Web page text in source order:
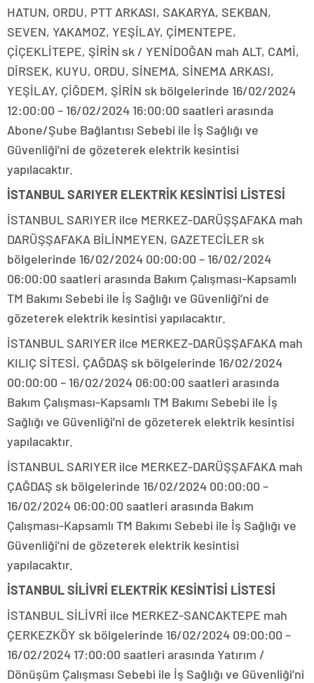
HATUN, ORDU, PTT ARKASI, SAKARYA, SEKBAN,
SEVEN, YAKAMOZ, YEŞİLAY, ÇİMENTEPE,
ÇİÇEKLİTEPE, ŞİRİN sk / YENİDOĞAN mah ALT, CAMİ,
DİRSEK, KUYU, ORDU, SİNEMA, SİNEMA ARKASI,
YEŞİLAY, ÇİĞDEM, ŞİRİN sk bölgelerinde 16/02/2024
12:00:00 – 16/02/2024 16:00:00 saatleri arasında
Abone/Şube Bağlantısı Sebebi ile İş Sağlığı ve
Güvenliği’ni de gözeterek elektrik kesintisi
yapılacaktır.
İSTANBUL SARIYER ELEKTRİK KESİNTİSİ LİSTESİ
İSTANBUL SARIYER ilce MERKEZ-DARÜŞŞAFAKA mah
DARÜŞŞAFAKA BİLİNMEYEN, GAZETECİLER sk
bölgelerinde 16/02/2024 00:00:00 – 16/02/2024
06:00:00 saatleri arasında Bakım Çalışması-Kapsamlı
TM Bakımı Sebebi ile İş Sağlığı ve Güvenliği’ni de
gözeterek elektrik kesintisi yapılacaktır.
İSTANBUL SARIYER ilce MERKEZ-DARÜŞŞAFAKA mah
KILIÇ SİTESİ, ÇAĞDAŞ sk bölgelerinde 16/02/2024
00:00:00 – 16/02/2024 06:00:00 saatleri arasında
Bakım Çalışması-Kapsamlı TM Bakımı Sebebi ile İş
Sağlığı ve Güvenliği’ni de gözeterek elektrik kesintisi
yapılacaktır.
İSTANBUL SARIYER ilce MERKEZ-DARÜŞŞAFAKA mah
ÇAĞDAŞ sk bölgelerinde 16/02/2024 00:00:00 –
16/02/2024 06:00:00 saatleri arasında Bakım
Çalışması-Kapsamlı TM Bakımı Sebebi ile İş Sağlığı ve
Güvenliği’ni de gözeterek elektrik kesintisi
yapılacaktır.
İSTANBUL SİLİVRİ ELEKTRİK KESİNTİSİ LİSTESİ
İSTANBUL SİLİVRİ ilce MERKEZ-SANCAKTEPE mah
ÇERKEZKÖY sk bölgelerinde 16/02/2024 09:00:00 –
16/02/2024 17:00:00 saatleri arasında Yatırım /
Dönüşüm Çalışması Sebebi ile İş Sağlığı ve Güvenliği’ni